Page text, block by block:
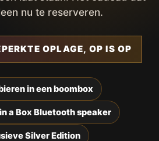
nu te reserveren.
OPLAGE, OP IS OP
in een boombox
a Box Bluetooth speaker
Silver Edition